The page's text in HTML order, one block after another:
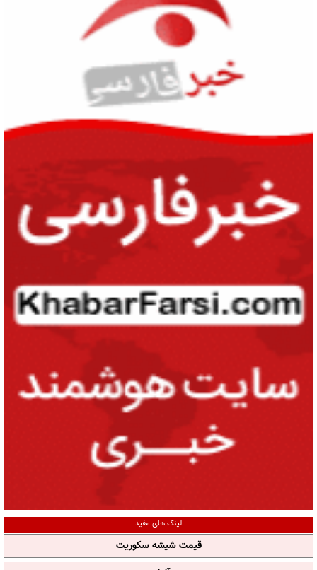
لینک های مفید
قیمت شیشه سکوریت